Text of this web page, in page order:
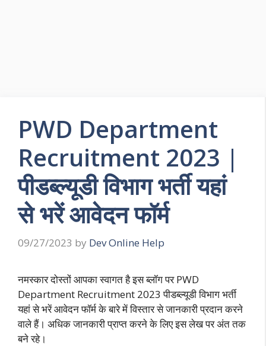
PWD Department
Recruitment 2023 |
पीडब्ल्यूडी विभाग भर्ती यहां
से भरें आवेदन फॉर्म
09/27/2023 by Dev Online Help
नमस्कार दोस्तों आपका स्वागत है इस ब्लॉग पर PWD
Department Recruitment 2023 पीडब्ल्यूडी विभाग भर्ती
यहां से भरें आवेदन फॉर्म के बारे में विस्तार से जानकारी प्रदान करने
वाले हैं। अधिक जानकारी प्राप्त करने के लिए इस लेख पर अंत तक
बने रहे।